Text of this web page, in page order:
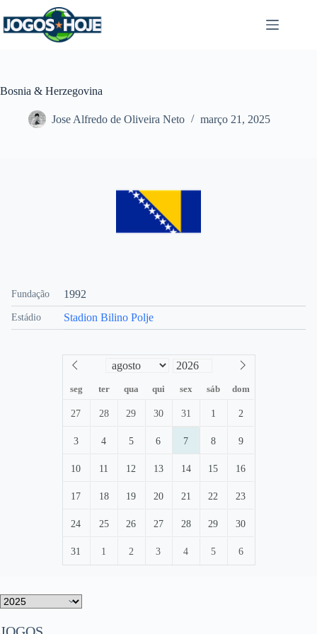
para
o
Bosnia & Herzegovina
Jose Alfredo de Oliveira Neto março 21, 2025
Fundação 1992
Estádio Stadion Bilino Polje
seg ter qua qui sex sáb dom
27 28 29 30 31 1 2
3 4 5 6 7 8 9
10 11 12 13 14 15 16
17 18 19 20 21 22 23
24 25 26 27 28 29 30
31 1 2 3 4 5 6